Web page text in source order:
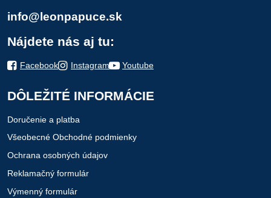
info@leonpapuce.sk
Nájdete nás aj tu:
Facebook Instagram Youtube
DÔLEŽITÉ INFORMÁCIE
Doručenie a platba
Všeobecné Obchodné podmienky
Ochrana osobných údajov
Reklamačný formulár
Výmenný formulár